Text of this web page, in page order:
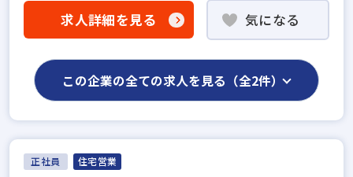
求人詳細を見る 気になる
この企業の全ての求人を見る（全2件）
正社員 住宅営業